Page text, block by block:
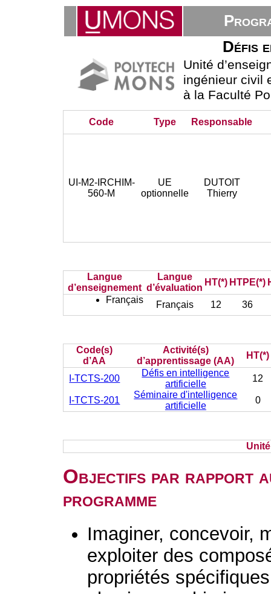
Défis
Unité
ingénieur civil
à la Faculté
Code Type Responsable
UI-M2-IRCHIM-
560-M
UE
optionnelle
DUTOIT
Thierry
Langue
d’enseignement
Langue
d’évaluation
HT(*) HTPE(*)
Français
Français 12 36
Code(s)
d’AA
Activité(s)
d’apprentissage (AA)
HT(*)
I-TCTS-200
Défis en intelligence
artificielle
12
I-TCTS-201
Séminaire d'intelligence
artificielle
0
Objectifs par rapport
programme
Imaginer, concevoir,
exploiter des
propriétés